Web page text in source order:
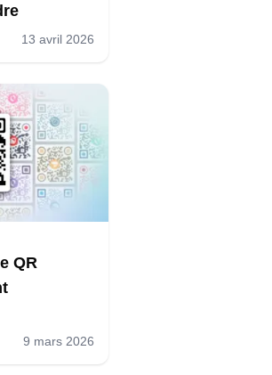
13 avril 2026
QR
9 mars 2026